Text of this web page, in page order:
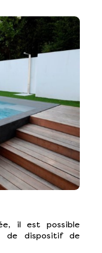
il est possible
de dispositif de